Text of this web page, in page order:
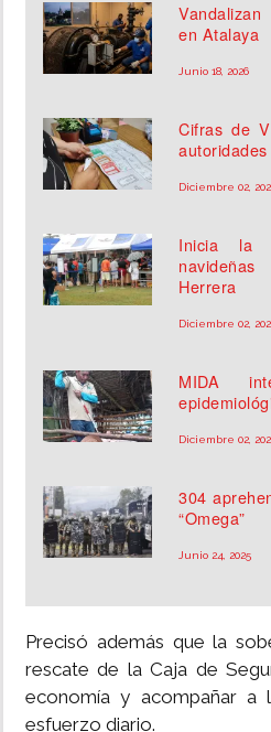
en Atalaya
Junio 18, 2026
Cifras de
Diciembre 02,
Inicia la
Herrera
Diciembre 02,
MIDA
Diciembre 02,
304
“Omega”
Junio 24, 2025
Precisó además que la
rescate de la Caja de
economía y acompañar a
esfuerzo diario.